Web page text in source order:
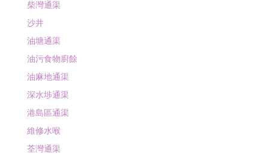
柴灣通渠
沙井
油塘通渠
油污食物廚餘
油麻地通渠
深水埗通渠
港島區通渠
維修水喉
荃灣通渠